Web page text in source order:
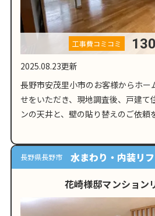
工事費コミコミ
2025.08.23更新
長野市安茂里小市のお客様からホー
せをいただき、現地調査後、戸建て
ンの天井と、壁の貼り替えのご依頼
紙劣化の原因となる、人的要因と
イだった壁紙も、人的要因…
長野県長野市
水まわり・内装リ
花崎様邸マンション